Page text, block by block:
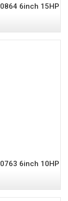
6inch 15HP
6inch 10HP